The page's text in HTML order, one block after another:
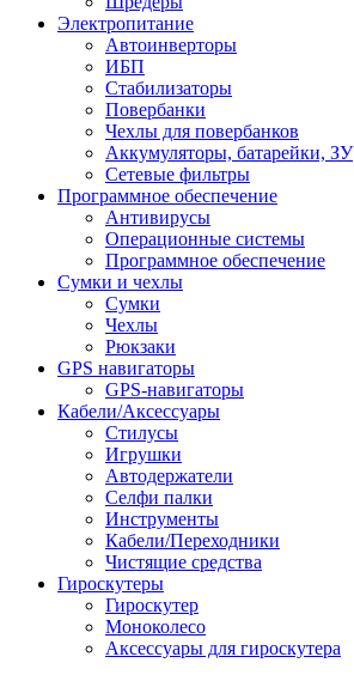
Электропитание
Автоинверторы
ИБП
Стабилизаторы
Повербанки
Чехлы для повербанков
Аккумуляторы, батарейки, ЗУ
Сетевые фильтры
Программное обеспечение
Антивирусы
Операционные системы
Программное обеспечение
Сумки и чехлы
Сумки
Чехлы
Рюкзаки
GPS навигаторы
GPS-навигаторы
Кабели/Аксессуары
Стилусы
Игрушки
Автодержатели
Селфи палки
Инструменты
Кабели/Переходники
Чистящие средства
Гироскутеры
Гироскутер
Моноколесо
Аксессуары для гироскутера